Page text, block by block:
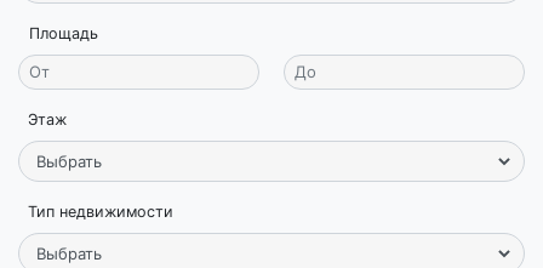
Площадь
Этаж
Тип недвижимости